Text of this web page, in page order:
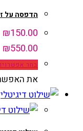
הדפסה על
₪150.00
בחר
את